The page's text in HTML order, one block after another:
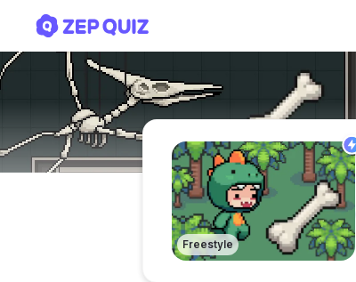
Freestyle